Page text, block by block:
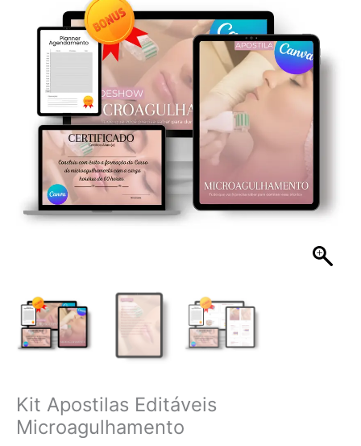
Kit Apostilas Editáveis
Microagulhamento
Microagulhamento
quantidade